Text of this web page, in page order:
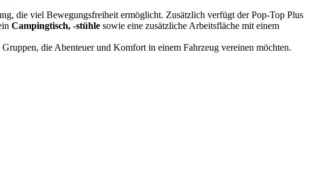
die viel Bewegungsfreiheit ermöglicht. Zusätzlich verfügt der Pop-Top Plus
Campingtisch, -stühle sowie eine zusätzliche Arbeitsfläche mit einem
die Abenteuer und Komfort in einem Fahrzeug vereinen möchten.